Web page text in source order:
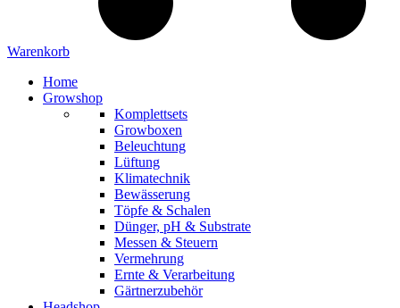
Warenkorb
Home
Growshop
Komplettsets
Growboxen
Beleuchtung
Lüftung
Klimatechnik
Bewässerung
Töpfe & Schalen
Dünger, pH & Substrate
Messen & Steuern
Vermehrung
Ernte & Verarbeitung
Gärtnerzubehör